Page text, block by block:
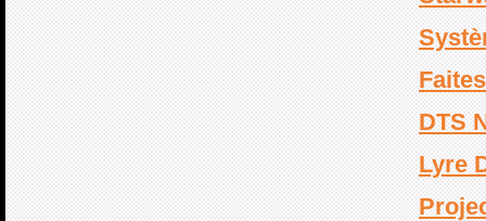
DTS
Lyre